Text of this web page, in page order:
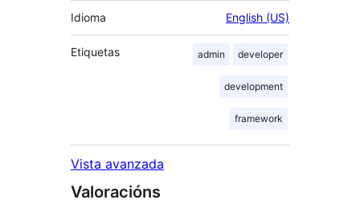
Idioma English (US)
Etiquetas admin developer
development
framework
Vista avanzada
Valoracións